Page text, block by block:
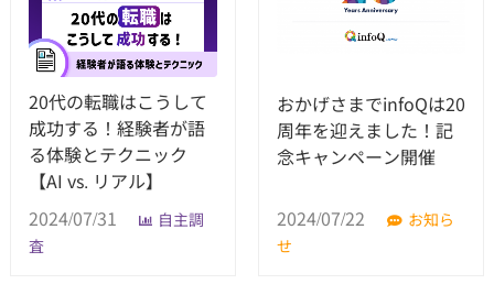
20代の転職はこうして
成功する！経験者が語
る体験とテクニック
【AI vs. リアル】
2024/07/31
自主調
査
おかげさまでinfoQは20
周年を迎えました！記
念キャンペーン開催
2024/07/22
お知ら
せ